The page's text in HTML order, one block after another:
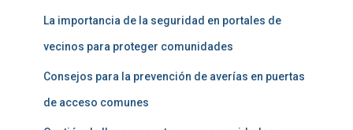
La importancia de la seguridad en portales de
vecinos para proteger comunidades
Consejos para la prevención de averías en puertas
de acceso comunes